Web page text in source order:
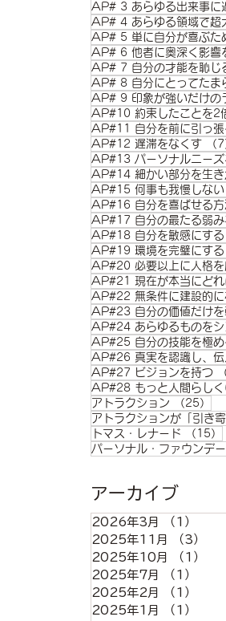
AP# 3 あらゆる出来事に
AP# 4 あらゆる領域で超
AP# 5 単に自分が喜ぶた
AP# 6 他者に奥深く影響
AP# 7 自分の才能を恥じ
AP# 8 自分にとってたま
AP#10 約束したことを2
AP#11 自分を前に引っ張
AP#12 遅滞をなくす
（
AP#13 パーソナルニーズ
AP#14 細かい部分を生き
AP#15 何事も我慢しない
AP#16 自分を喜ばせる方
AP#17 自分の最たる弱み
AP#18 自分を敏感にする
AP#19 環境を完璧にする
AP#20 必要以上に人格を
AP#21 現在が本当にどれ
AP#22 無条件に建設的に
AP#23 自分の価値だけを
AP#24 あらゆるものをシ
AP#25 自分の技能を極め
AP#26 真実を認識し、伝
AP#27 ビジョンを持つ
AP#28 もっと人間らしく
アトラクション
（25）
アトラクションが「引き
トマス・レナード
（15）
パーソナル・ファウンデ
アーカイブ
2026年3月 （1）
2025年11月
（3）
2025年10月
（1）
2025年7月
（1）
2025年2月
（1）
2025年1月
（1）